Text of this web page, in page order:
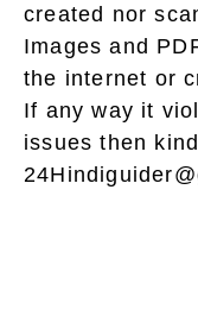
created nor
Images and
the internet or
If any way it
issues then